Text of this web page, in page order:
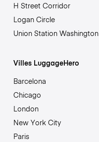
H Street Corridor
Logan Circle
Union Station Washington
Villes LuggageHero
Barcelona
Chicago
London
New York City
Paris